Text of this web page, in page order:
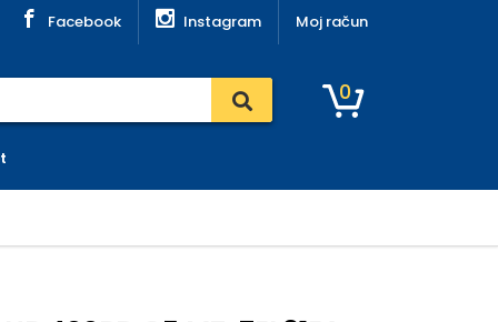
Facebook Instagram Moj račun
0